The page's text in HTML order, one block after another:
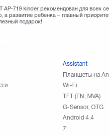
AP-719 kinder рекомендован для всех
а развитие ребенка – главный
подарок!
Assistant
Планшеты на
Wi-Fi
TFT (TN, MVA)
G-Sensor, OTG
Android 4.4
7"